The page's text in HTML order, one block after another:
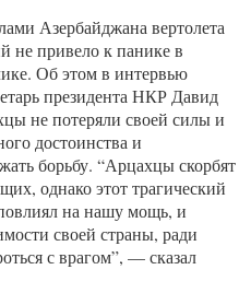
Азербайджана вертолета
привело к панике в
Об этом в интервью
президента НКР Давид
не потеряли своей силы и
достоинства и
борьбу. “Арцахцы скорбят
однако этот трагический
на нашу мощь, и
своей страны, ради
с врагом”, — сказал